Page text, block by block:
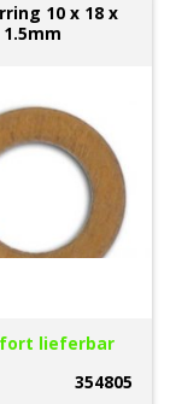
10 x 18 x
1.5mm
lieferbar
354805